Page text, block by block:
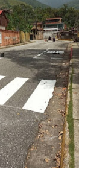
de tambora con
en visita
Semana
al curso de
en